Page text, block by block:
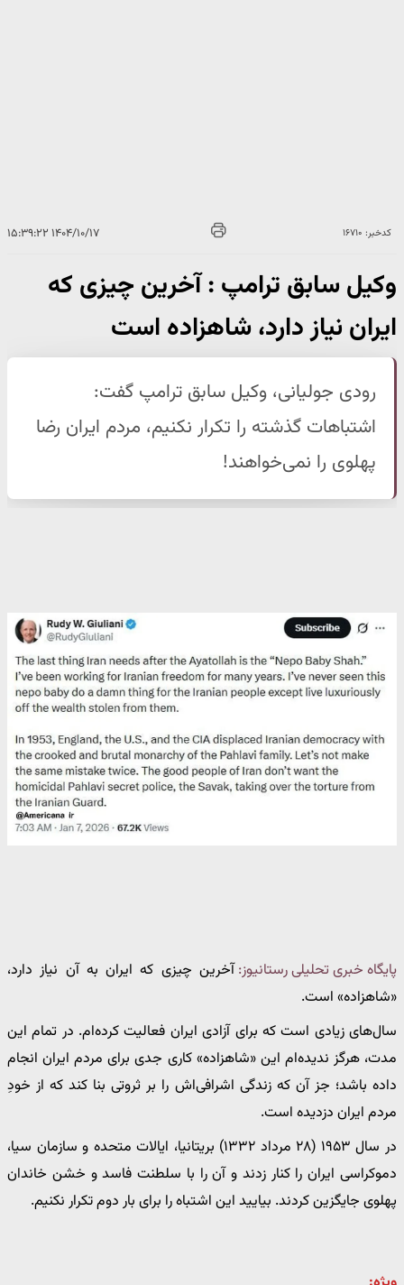
کدخبر: ۱۶۷۱۰ ۱۴۰۴/۱۰/۱۷ ۱۵:۳۹:۲۲
وکیل سابق ترامپ : آخرین چیزی که
ایران نیاز دارد، شاهزاده است
رودی جولیانی، وکیل سابق ترامپ گفت:
اشتباهات گذشته را تکرار نکنیم، مردم ایران رضا
پهلوی را نمی‌خواهند!
پایگاه خبری تحلیلی رستانیوز: آخرین چیزی که ایران به آن نیاز دارد،
«شاهزاده» است.
سال‌های زیادی است که برای آزادی ایران فعالیت کرده‌ام. در تمام این
مدت، هرگز ندیده‌ام این «شاهزاده» کاری جدی برای مردم ایران انجام
داده باشد؛ جز آن ‌که زندگی اشرافی‌اش را بر ثروتی بنا کند که از خودِ
مردم ایران دزدیده است.
در سال ۱۹۵۳ (۲۸ مرداد ۱۳۳۲) بریتانیا، ایالات متحده و سازمان سیا،
دموکراسی ایران را کنار زدند و آن را با سلطنت فاسد و خشن خاندان
پهلوی جایگزین کردند. بیایید این اشتباه را برای بار دوم تکرار نکنیم.